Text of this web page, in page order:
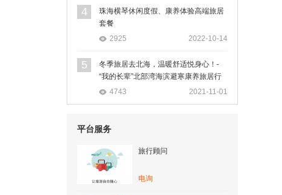
4
珠海横琴休闲度假、康养体验高端旅居
套餐
2925
2022-10-14
5
冬季旅居去北海，温暖舒适悦身心！-
“我的长辈”北部湾海滨避寒康养旅居行
4743
2021-11-01
平台服务
旅行顾问
电询